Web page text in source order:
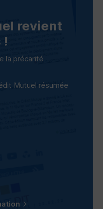
revient
!
la précarité
Mutuel résumée